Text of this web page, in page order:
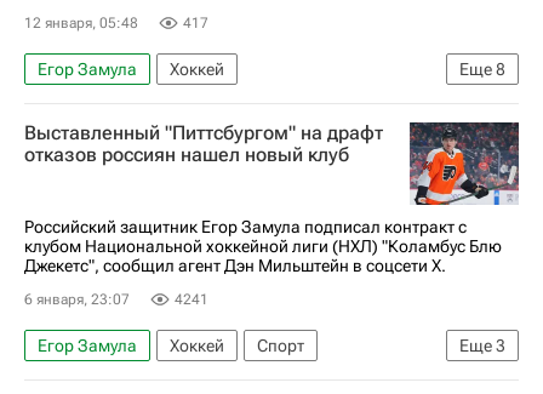
12 января, 05:48 417
Еще8
Егор Замула
Хоккей
Национальная хоккейная лига (НХЛ)
Коламбус Блю Джекетс
Юта Маммот
Иван Проворов
Кирилл Марченко
Даниил Бут
Выставленный "Питтсбургом" на драфт
отказов россиян нашел новый клуб
Российский защитник Егор Замула подписал контракт с
клубом Национальной хоккейной лиги (НХЛ) "Коламбус Блю
Джекетс", сообщил агент Дэн Мильштейн в соцсети Х.
6 января, 23:07 4241
Еще3
Егор Замула Хоккей
Спорт
Коламбус Блю Джекетс
Питтсбург Пингвинз